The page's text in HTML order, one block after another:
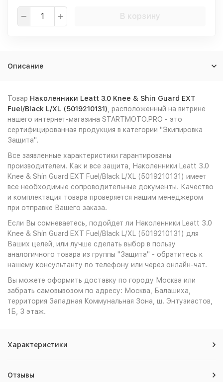
В корзину
Описание
Товар Наколенники Leatt 3.0 Knee & Shin Guard EXT
Fuel/Black L/XL (5019210131) , расположенный на витрине
нашего интернет-магазина STARTMOTO.PRO - это
сертифицированная продукция в категории "Экипировка
Защита".
Все заявленные характеристики гарантированы
производителем. Как и все защита, Наколенники Leatt 3.0
Knee & Shin Guard EXT Fuel/Black L/XL (5019210131) имеет
все необходимые сопроводительные документы. Качество
и комплектация товара проверяется нашим менеджером
при отправке Вашего заказа.
Если Вы сомневаетесь, подойдет ли Наколенники Leatt 3.0
Knee & Shin Guard EXT Fuel/Black L/XL (5019210131) для
Ваших целей, или лучше сделать выбор в пользу
аналогичного товара из группы "Защита" - обратитесь к
нашему консультанту по телефону или через онлайн-чат.
Вы можете оформить доставку по городу Москва или
забрать самовывозом по адресу: Москва, Балашиха,
территория Западная Коммунальная Зона, ш. Энтузиастов,
1Б, 3 этаж.
Характеристики
Отзывы